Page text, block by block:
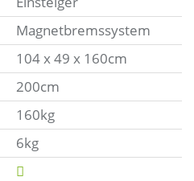
Magnetbremssystem
104 x 49 x 160cm
200cm
160kg
6kg